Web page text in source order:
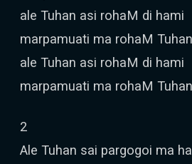
ale Tuhan asi rohaM di hami
marpamuati ma rohaM
ale Tuhan asi rohaM di hami
marpamuati ma rohaM
2
Ale Tuhan sai pargogoi ma